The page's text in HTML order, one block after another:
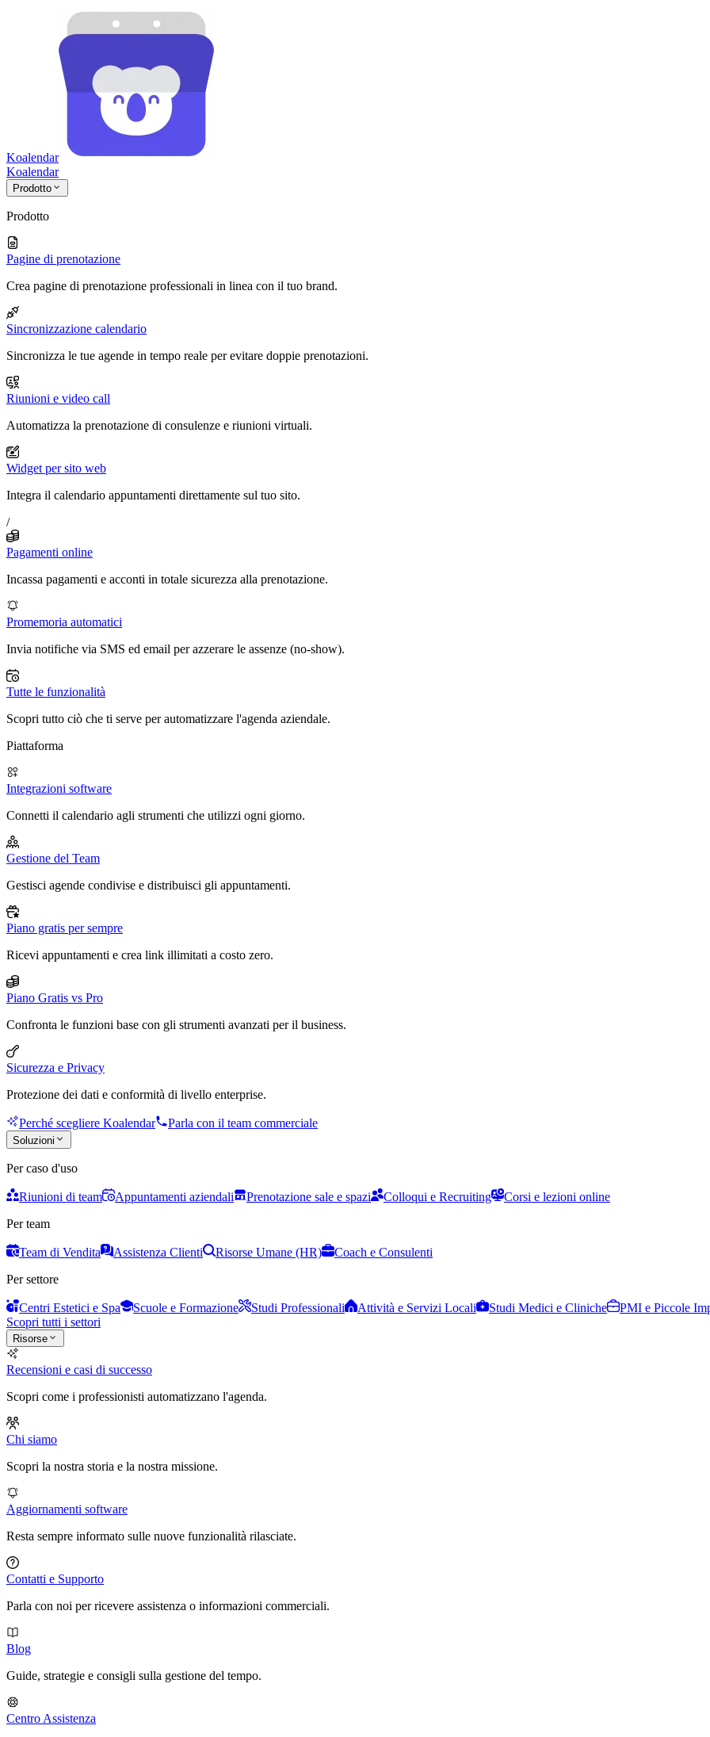
Koalendar
Koalendar
Prodotto
Prodotto
Pagine di prenotazione
Crea pagine di prenotazione professionali in linea con il tuo brand.
Sincronizzazione calendario
Sincronizza le tue agende in tempo reale per evitare doppie prenotazioni.
Riunioni e video call
Automatizza la prenotazione di consulenze e riunioni virtuali.
Widget per sito web
Integra il calendario appuntamenti direttamente sul tuo sito.
/
Pagamenti online
Incassa pagamenti e acconti in totale sicurezza alla prenotazione.
Promemoria automatici
Invia notifiche via SMS ed email per azzerare le assenze (no-show).
Tutte le funzionalità
Scopri tutto ciò che ti serve per automatizzare l'agenda aziendale.
Piattaforma
Integrazioni software
Connetti il calendario agli strumenti che utilizzi ogni giorno.
Gestione del Team
Gestisci agende condivise e distribuisci gli appuntamenti.
Piano gratis per sempre
Ricevi appuntamenti e crea link illimitati a costo zero.
Piano Gratis vs Pro
Confronta le funzioni base con gli strumenti avanzati per il business.
Sicurezza e Privacy
Protezione dei dati e conformità di livello enterprise.
Perché scegliere Koalendar Parla con il team commerciale
Soluzioni
Per caso d'uso
Riunioni di team Appuntamenti aziendali Prenotazione sale e spazi Colloqui e Recruiting
Corsi e lezioni online
Per team
Team di Vendita Assistenza Clienti Risorse Umane (HR)
Coach e Consulenti
Per settore
Centri Estetici e Spa Scuole e Formazione Studi Professionali Attività e Servizi Locali Studi Medici e Cliniche
PMI e Piccole
Scopri tutti i settori
Risorse
Recensioni e casi di successo
Scopri come i professionisti automatizzano l'agenda.
Chi siamo
Scopri la nostra storia e la nostra missione.
Aggiornamenti software
Resta sempre informato sulle nuove funzionalità rilasciate.
Contatti e Supporto
Parla con noi per ricevere assistenza o informazioni commerciali.
Blog
Guide, strategie e consigli sulla gestione del tempo.
Centro Assistenza